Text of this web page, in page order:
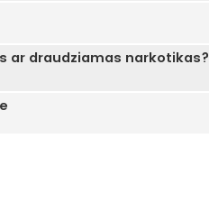
ar draudziamas narkotikas?